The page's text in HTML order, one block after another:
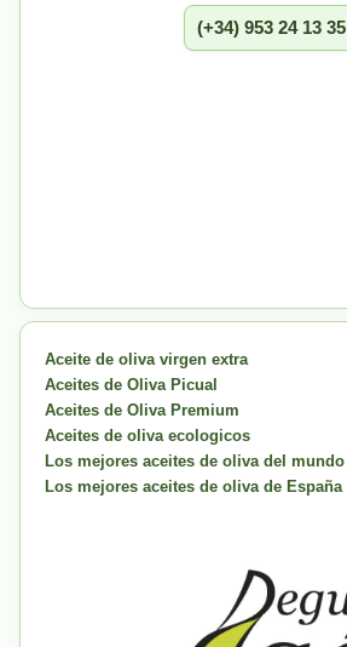
(+34) 953 24 13 35
Aceite de oliva virgen extra
Aceites de Oliva Picual
Aceites de Oliva Premium
Aceites de oliva ecologicos
Los mejores aceites de oliva del mundo
Los mejores aceites de oliva de España